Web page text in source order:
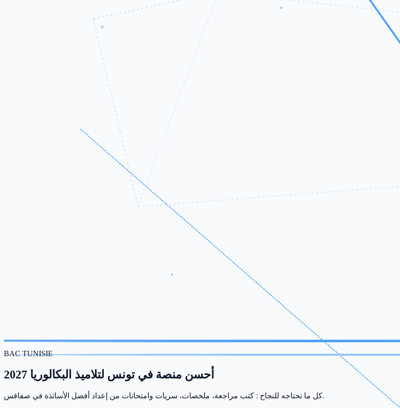
BAC TUNISIE
أحسن منصة في تونس لتلاميذ البكالوريا 2027
كل ما تحتاجه للنجاح : كتب مراجعة، ملخصات، سريات وامتحانات من إعداد أفضل الأساتذة في صفاقس.